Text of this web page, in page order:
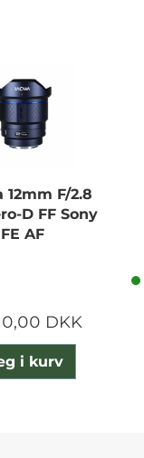
12mm F/2.8
D FF Sony
FE AF
DKK
i kurv